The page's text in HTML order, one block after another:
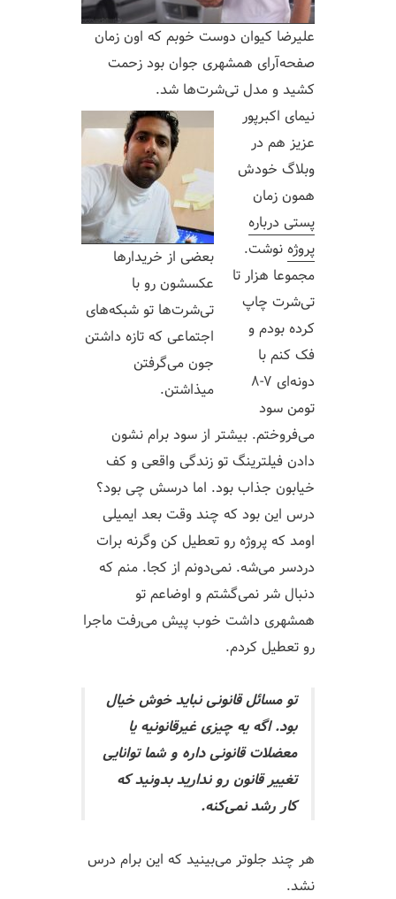
علیرضا کیوان دوست خوبم که اون زمان
صفحه‌آرای همشهری جوان بود زحمت
کشید و مدل تی‌شرت‌ها شد.
بعضی از خریدارها
عکسشون رو با
تی‌شرت‌ها تو شبکه‌های
اجتماعی که تازه داشتن
جون می‌گرفتن
میذاشتن.
نیمای اکبرپور
عزیز هم در
وبلاگ خودش
همون زمان
پستی درباره
پروژه نوشت.
مجموعا هزار تا
تی‌شرت چاپ
کرده بودم و
فک کنم با
دونه‌ای ۷-۸
تومن سود
می‌فروختم. بیشتر از سود برام نشون
دادن فیلترینگ تو زندگی واقعی و کف
خیابون جذاب بود. اما درسش چی بود؟
درس این بود که چند وقت بعد ایمیلی
اومد که پروژه رو تعطیل کن وگرنه برات
دردسر می‌شه. نمی‌دونم از کجا. منم که
دنبال شر نمی‌گشتم و اوضاعم تو
همشهری داشت خوب پیش می‌رفت ماجرا
رو تعطیل کردم.
تو مسائل قانونی نباید خوش خیال
بود. اگه یه چیزی غیرقانونیه یا
معضلات قانونی داره و شما توانایی
تغییر قانون رو ندارید بدونید که
کار رشد نمی‌کنه.
هر چند جلوتر می‌بینید که این برام درس
نشد.